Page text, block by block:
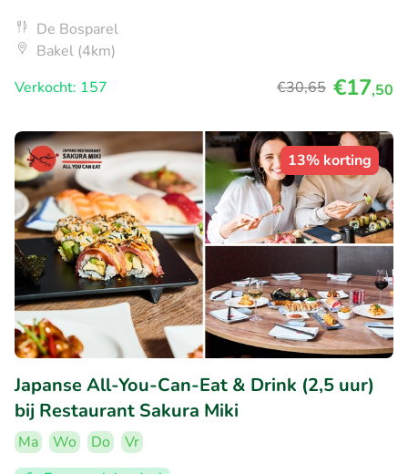
De Bosparel
Bakel (4km)
Verkocht: 157
€30,65 €17,50
13% korting
Japanse All-You-Can-Eat & Drink (2,5 uur)
bij Restaurant Sakura Miki
Ma Wo Do
Vr